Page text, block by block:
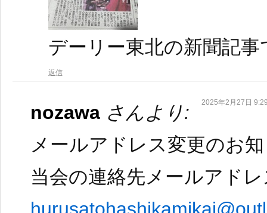
デーリー東北の新聞記事
返信
nozawa さんより: 2025年2月27日
メールアドレス変更のお
当会の連絡先メールアド